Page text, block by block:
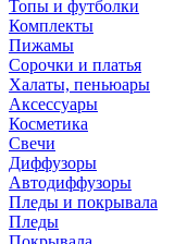
Топы и футболки
Комплекты
Пижамы
Сорочки и платья
Халаты, пеньюары
Аксессуары
Косметика
Свечи
Диффузоры
Автодиффузоры
Пледы и покрывала
Пледы